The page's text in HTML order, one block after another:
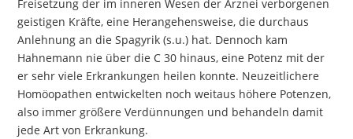
Freisetzung der im inneren Wesen der Arznei verborgenen
geistigen Kräfte, eine Herangehensweise, die durchaus
Anlehnung an die Spagyrik (s.u.) hat. Dennoch kam
Hahnemann nie über die C 30 hinaus, eine Potenz mit der
er sehr viele Erkrankungen heilen konnte. Neuzeitlichere
Homöopathen entwickelten noch weitaus höhere Potenzen,
also immer größere Verdünnungen und behandeln damit
jede Art von Erkrankung.